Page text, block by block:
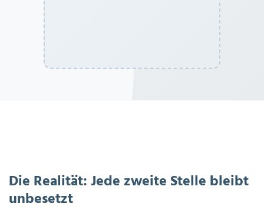
Die Realität: Jede zweite Stelle bleibt
unbesetzt